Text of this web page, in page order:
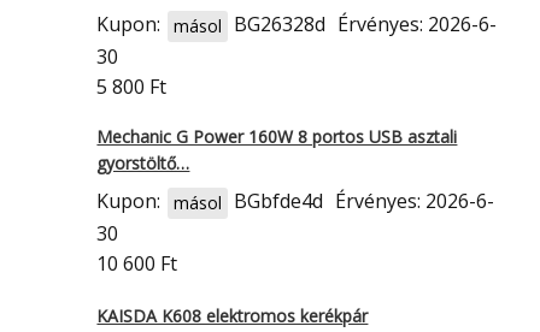
Kupon: másol BG26328d Érvényes: 2026-6-
30
5 800 Ft
Mechanic G Power 160W 8 portos USB asztali
gyorstöltő…
Kupon: másol BGbfde4d Érvényes: 2026-6-
30
10 600 Ft
KAISDA K608 elektromos kerékpár